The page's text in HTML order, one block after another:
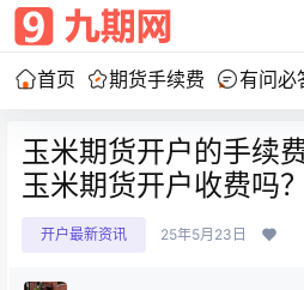
首页 期货手续费 有问必
玉米期货开户的手续
玉米期货开户收费吗？
开户最新资讯 25年5月23日